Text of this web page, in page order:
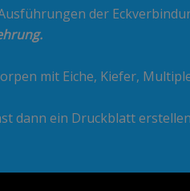
der
mit Eiche, Kiefer,
dann ein Druckblatt